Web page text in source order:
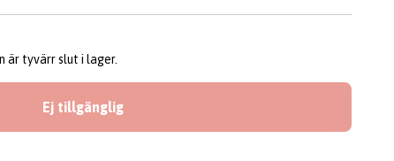
är tyvärr slut i lager.
Ej tillgänglig